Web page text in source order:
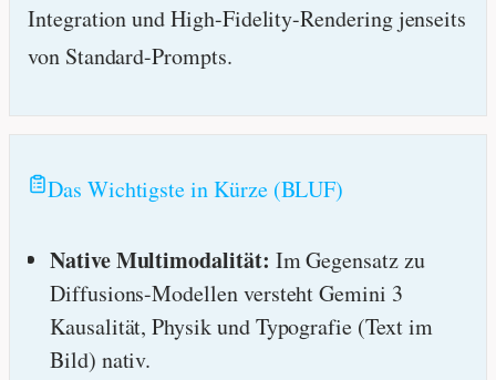
Integration und High-Fidelity-Rendering jenseits
von Standard-Prompts.
Das Wichtigste in Kürze (BLUF)
Native Multimodalität: Im Gegensatz zu
Diffusions-Modellen versteht Gemini 3
Kausalität, Physik und Typografie (Text im
Bild) nativ.